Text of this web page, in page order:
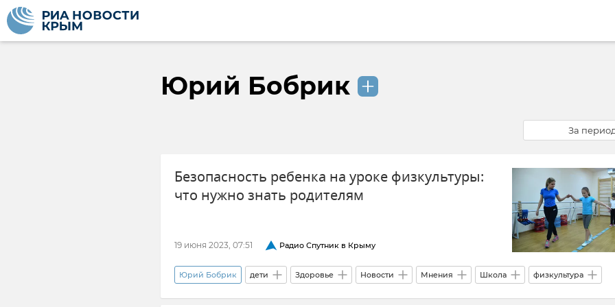
Юрий Бобрик
За
Безопасность ребенка на уроке физкультуры:
что нужно знать родителям
19 июня 2023, 07:51 Радио Спутник в Крыму
Юрий Бобрик дети Здоровье Новости Мнения Школа физкультура